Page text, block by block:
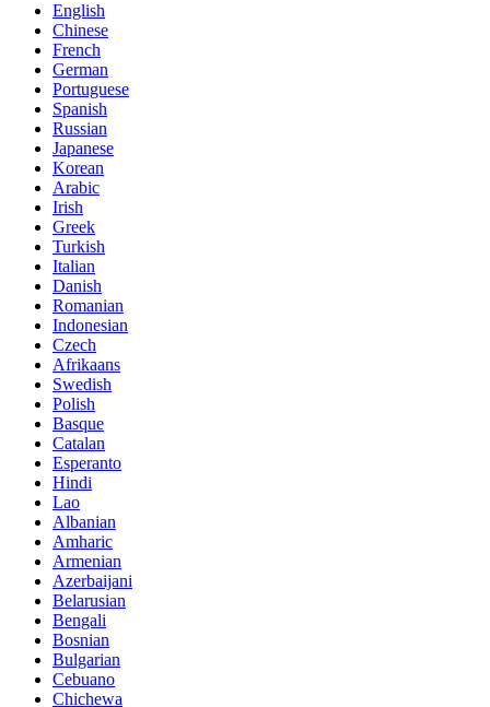
English
Chinese
French
German
Portuguese
Spanish
Russian
Japanese
Korean
Arabic
Irish
Greek
Turkish
Italian
Danish
Romanian
Indonesian
Czech
Afrikaans
Swedish
Polish
Basque
Catalan
Esperanto
Hindi
Lao
Albanian
Amharic
Armenian
Azerbaijani
Belarusian
Bengali
Bosnian
Bulgarian
Cebuano
Chichewa